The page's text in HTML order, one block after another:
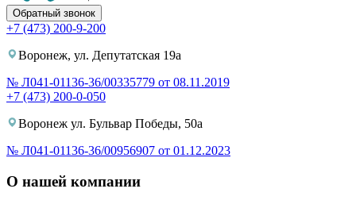
Обратный звонок
+7 (473) 200-9-200
Воронеж, ул. Депутатская 19а
№ Л041-01136-36/00335779 от 08.11.2019
+7 (473) 200-0-050
Воронеж ул. Бульвар Победы, 50а
№ Л041-01136-36/00956907 от 01.12.2023
О нашей компании